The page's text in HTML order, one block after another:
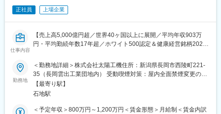
し、工作機械1台あたりの販売単価が上昇しています。製造業、自
＜働きやすさ＞
・有給取得は20日以上と100%越え
・平均年収903万円／有給休暇取得平均18.9日
・平均勤続年数17年超、平均年齢40.5歳、離職率（自己都合）
1.6%と長期就労可能
・育児休暇は男性女性共に100%
・独身寮（借り上げ社宅）5,000円/月や保育所の併設、名古屋や
正社員 上場企業
仕事内容
【売上高5,000億円超／世界40ヶ国以上に展開／平均年収903万
円・平均勤続年数17年超／ホワイト500認定＆健康経営銘柄2024
※世界有数の工作機械メーカーである当社の完全子会社「株式会社
太陽工機」に在籍出向いただき、将来的に長岡市にてアプリケー
ション（加工技術）エンジニアとしての業務をお任せいたしま
す。
勤務地
＜勤務地詳細＞株式会社太陽工機住所：新潟県長岡市西陵町221-
35（長岡雲出工業団地内） 受動喫煙対策：屋内全面禁煙変更の範
囲：会社の定める事業所
【最寄り駅】
石地駅
＜予定年収＞800万円～1,200万円＜賃金形態＞月給制＜賃金内訳